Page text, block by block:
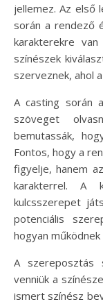
jellemez. Az első
során a rendező
karakterekre
színészek
szerveznek, ahol
A casting során
szöveget
bemutassák,
Fontos, hogy a
figyelje, hanem
karakterrel. A
kulcsszerepet
potenciális
hogyan
A szereposztás
venniük a
ismert színész